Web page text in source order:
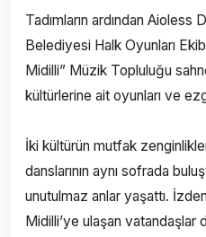
Tadımların ardından Aioless
Belediyesi Halk Oyunları
Midilli” Müzik Topluluğu
kültürlerine ait oyunları ve
İki kültürün mutfak
danslarının aynı sofrada
unutulmaz anlar yaşattı.
Midilli’ye ulaşan vatandaşlar